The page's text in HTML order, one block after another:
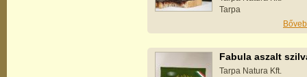
Tarpa
Fabula aszalt
Tarpa Natura Kft.